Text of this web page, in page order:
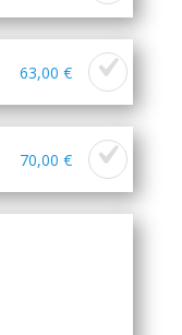
63,00 €
70,00 €